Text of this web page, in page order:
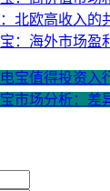
北欧高收入的
：海外市场盈
宝值得投资入
市场分析：差